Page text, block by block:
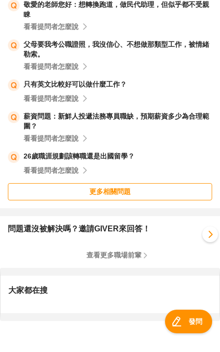
敬愛的老師您好：想轉換跑道，做民代助理，但似乎都不受親
睞
看看提問者怎麼說
父母要我考公職證照，我沒信心、不想做那類型工作，被情緒
勒索。
看看提問者怎麼說
只有英文比較好可以做什麼工作？
看看提問者怎麼說
薪資問題：新鮮人投遞法務專員職缺，預期薪資多少為合理範
圍？
看看提問者怎麼說
26歲職涯規劃該轉職還是出國留學？
看看提問者怎麼說
更多相關問題
問題還沒被解決嗎？邀請GIVER來回答！
查看更多職場前輩
大家都在搜
發問